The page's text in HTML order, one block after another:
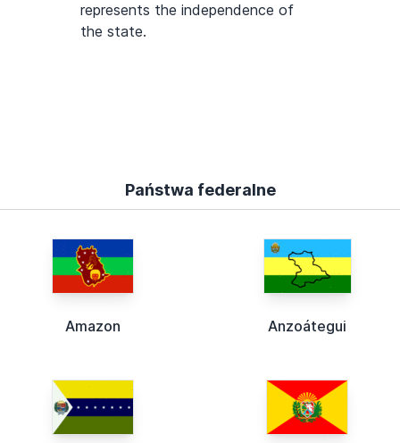
represents the independence of
the state.
Państwa federalne
Amazon Anzoátegui